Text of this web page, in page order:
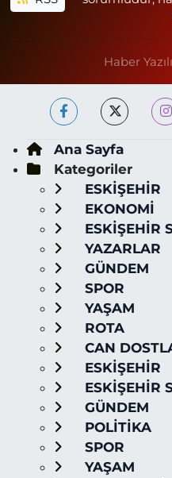
Haber
Ana Sayfa
Kategoriler
ESKİŞEHİR
EKONOMİ
ESKİŞEHİR
YAZARLAR
GÜNDEM
SPOR
YAŞAM
ROTA
CAN
ESKİŞEHİR
ESKİŞEHİR
GÜNDEM
POLİTİKA
SPOR
YAŞAM